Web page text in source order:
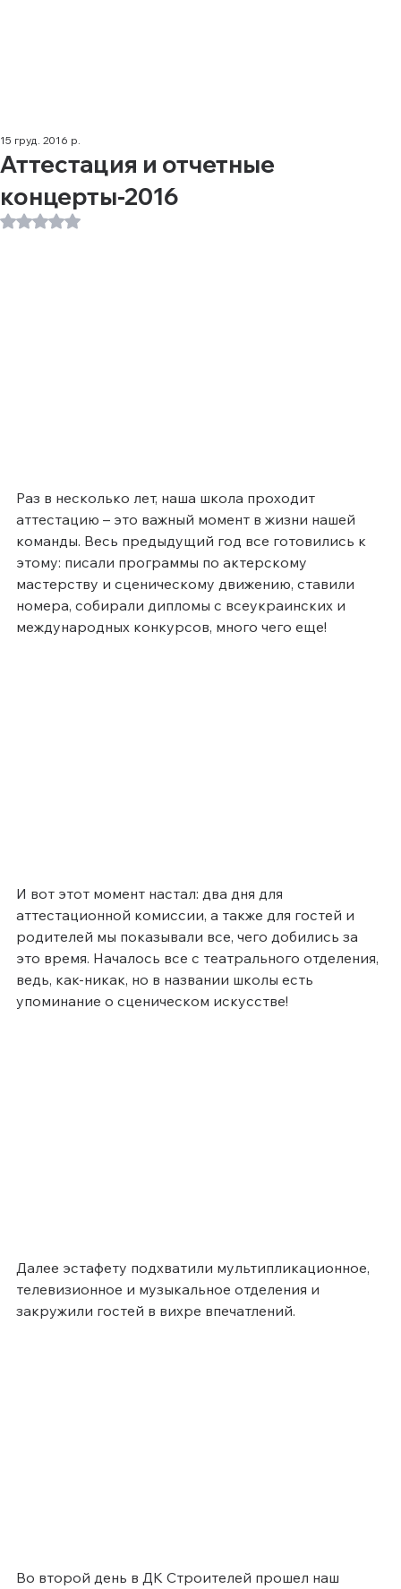
Аттестация и отчетные
концерты-2016
15 груд. 2016 р.
Оцінка: NaN з 5 зірок.
Раз в несколько лет, наша школа проходит
аттестацию – это важный момент в жизни нашей
команды. Весь предыдущий год все готовились к
этому: писали программы по актерскому
мастерству и сценическому движению, ставили
номера, собирали дипломы с всеукраинских и
международных конкурсов, много чего еще!
И вот этот момент настал: два дня для
аттестационной комиссии, а также для гостей и
родителей мы показывали все, чего добились за
это время. Началось все с театрального отделения,
ведь, как-никак, но в названии школы есть
упоминание о сценическом искусстве!
Далее эстафету подхватили мультипликационное,
телевизионное и музыкальное отделения и
закружили гостей в вихре впечатлений.
Во второй день в ДК Строителей прошел наш